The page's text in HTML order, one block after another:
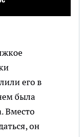
его в
была
Вместо
он